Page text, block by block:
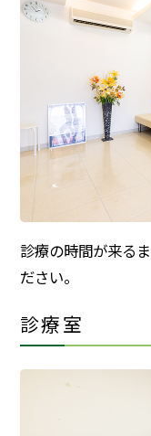
診療の時間が来る
ださい。
診療室